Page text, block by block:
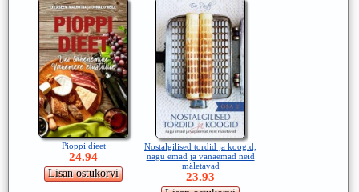
Pioppi dieet
24.94
Nostalgilised tordid ja koogid,
nagu emad ja vanaemad neid
mäletavad
23.93